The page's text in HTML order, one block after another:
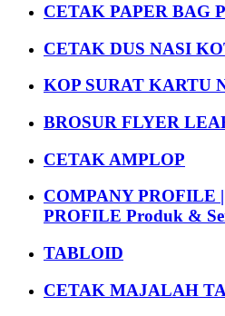
CETAK PAPER BAG
CETAK DUS NASI
KOP SURAT KARTU
BROSUR FLYER
CETAK AMPLOP
COMPANY PROFILE
PROFILE Produk &
TABLOID
CETAK MAJALAH